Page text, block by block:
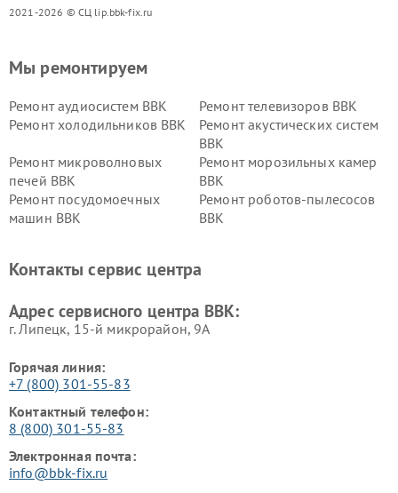
2021-2026 © СЦ lip.bbk-fix.ru
Мы ремонтируем
Ремонт аудиосистем BBK
Ремонт телевизоров BBK
Ремонт холодильников BBK
Ремонт акустических систем
BBK
Ремонт микроволновых
печей BBK
Ремонт морозильных камер
BBK
Ремонт посудомоечных
машин BBK
Ремонт роботов-пылесосов
BBK
Ремонт винных шкафов BBK
Контакты сервис центра
Адрес сервисного центра BBK:
г. Липецк, 15-й микрорайон, 9А
Горячая линия:
+7 (800) 301-55-83
Контактный телефон:
8 (800) 301-55-83
Электронная почта:
info@bbk-fix.ru